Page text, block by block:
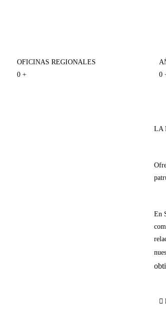
OFICINAS REGIONALES
0 +
0
LA
En